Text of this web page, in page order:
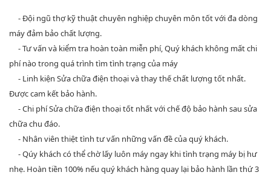
- Đội ngũ thợ kỹ thuật chuyên nghiệp chuyên môn tốt với đa dòng
máy đảm bảo chất lượng.
- Tư vấn và kiểm tra hoàn toàn miễn phí, Quý khách không mất chi
phí nào trong quá trình tìm tình trạng của máy
- Linh kiện Sửa chữa điện thoại và thay thế chất lượng tốt nhất.
Được cam kết bảo hành.
- Chi phí Sửa chữa điện thoại tốt nhất với chế độ bảo hành sau sửa
chữa chu đáo.
- Nhân viên thiệt tình tư vấn những vấn đề của quý khách.
- Qúy khách có thể chờ lấy luôn máy ngay khi tình trạng máy bị hư
nhẹ. Hoàn tiền 100% nếu quý khách hàng quay lại bảo hành lần thứ 3